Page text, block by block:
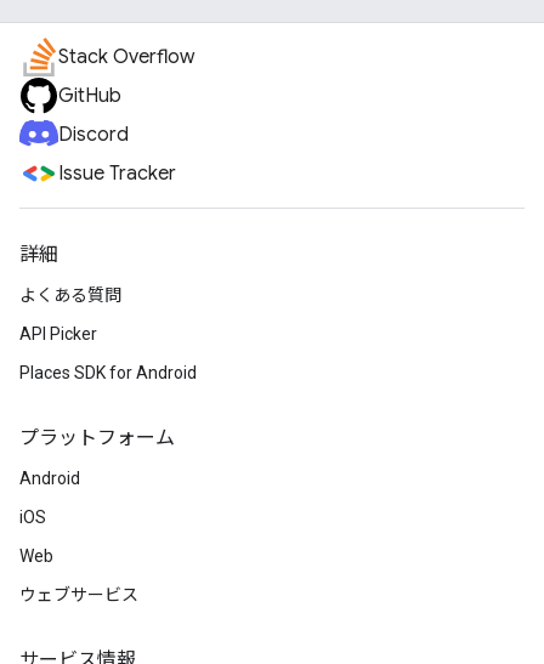
Stack Overflow
GitHub
Discord
Issue Tracker
詳細
よくある質問
API Picker
Places SDK for Android
プラットフォーム
Android
iOS
Web
ウェブサービス